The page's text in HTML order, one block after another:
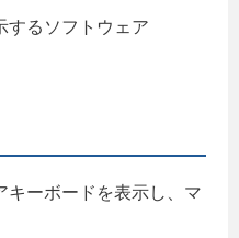
するソフトウェア
キーボードを表示し、マ